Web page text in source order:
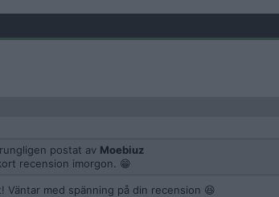
postat av Moebiuz
recension imorgon. 😁
Väntar med spänning på din recension 😆